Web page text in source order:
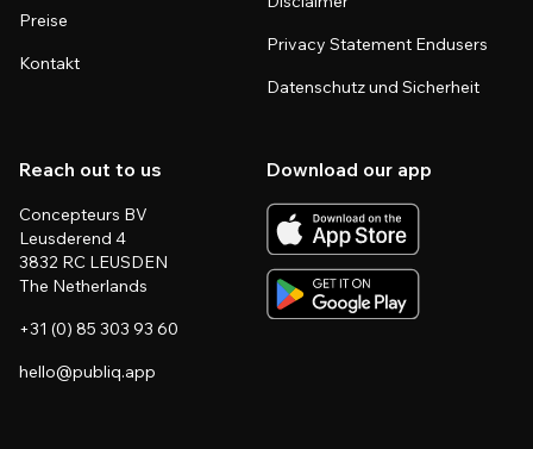
Preise
Kontakt
Privacy Statement Endusers
Datenschutz und Sicherheit
Reach out to us
Concepteurs BV
Leusderend 4
3832 RC LEUSDEN
The Netherlands
+31 (0) 85 303 93 60
hello@publiq.app
Download our app